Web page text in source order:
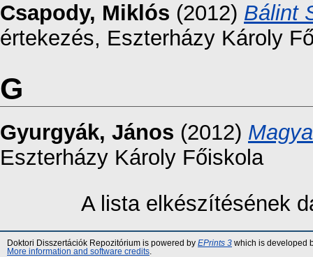
Csapody, Miklós (2012) Bálint
értekezés, Eszterházy Károly
G
Gyurgyák, János (2012)
Eszterházy Károly Főiskola
A lista elkészítésének
Doktori Disszertációk Repozitórium is powered by EPrints 3 which is developed
More information and software credits